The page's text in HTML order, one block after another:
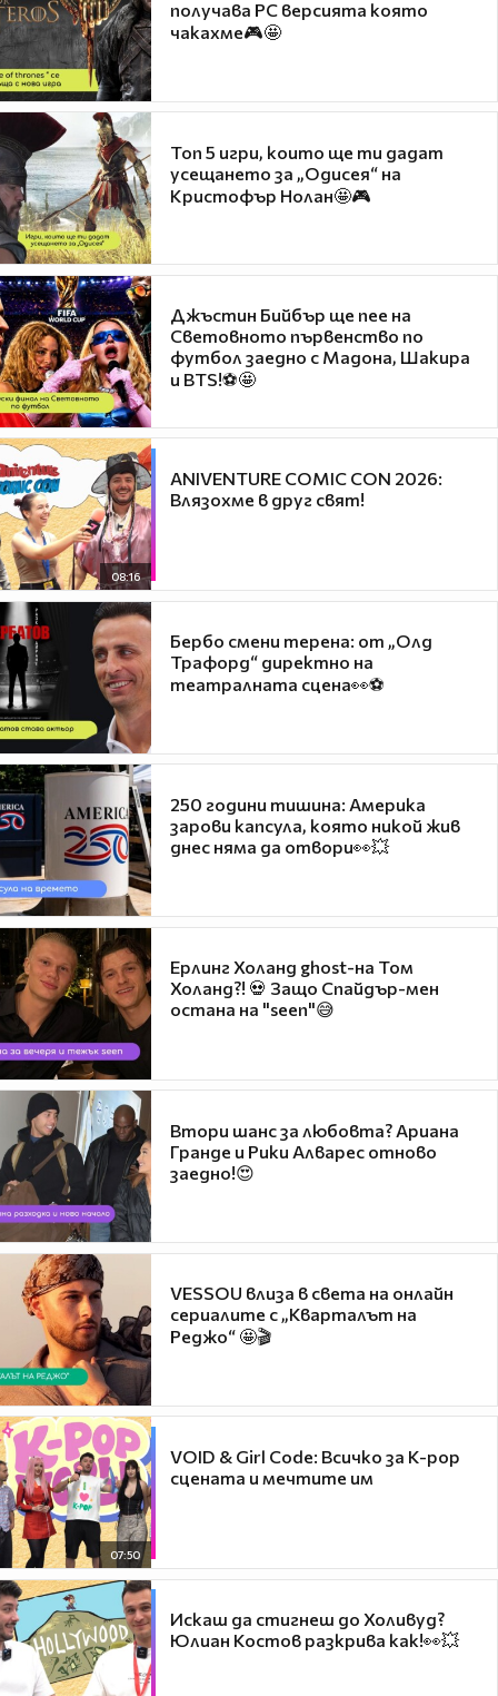
получава PC версията която
чакахме🎮🤩
Топ 5 игри, които ще ти дадат
усещането за „Одисея“ на
Кристофър Нолан🤩🎮
Джъстин Бийбър ще пее на
Световното първенство по
футбол заедно с Мадона, Шакира
и BTS!⚽🤩
08:16
ANIVENTURE COMIC CON 2026:
Влязохме в друг свят!
Бербо смени терена: от „Олд
Трафорд“ директно на
театралната сцена👀⚽
250 години тишина: Америка
зарови капсула, която никой жив
днес няма да отвори👀💥
Ерлинг Холанд ghost-на Том
Холанд?! 💀 Защо Спайдър-мен
остана на "seen"😅
Втори шанс за любовта? Ариана
Гранде и Рики Алварес отново
заедно!😍
VESSOU влиза в света на онлайн
сериалите с „Кварталът на
Реджо“ 🤩🎬
07:50
VOID & Girl Code: Всичко за K-pop
сцената и мечтите им
Искаш да стигнеш до Холивуд?
Юлиан Костов разкрива как!👀💥